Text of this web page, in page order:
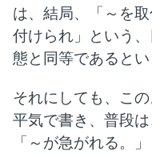
は、結局、「～を
付けられ」という
態と同等であるとい
それにしても、こ
平気で書き、普段
「～が急がれる。